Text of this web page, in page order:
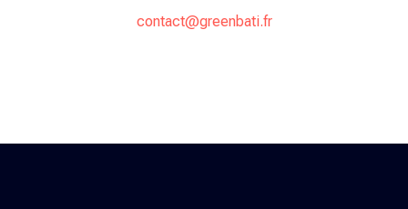
contact@greenbati.fr​